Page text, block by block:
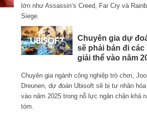
lớn như Assassin’s Creed, Far Cry và
Siege.
Chuyên gia dự
sẽ phải bán đi các
giải thể vào năm
Chuyên gia ngành công nghiệp trò chơi,
Dreunen, dự đoán Ubisoft sẽ bị tư nhân
vào năm 2025 trong nỗ lực ngăn chặn khả
tóm.